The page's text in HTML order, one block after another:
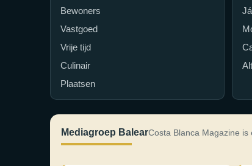
Bewoners
Vastgoed
Vrije tijd
Culinair
Plaatsen
Mediagroep BalearCosta Blanca Magazine